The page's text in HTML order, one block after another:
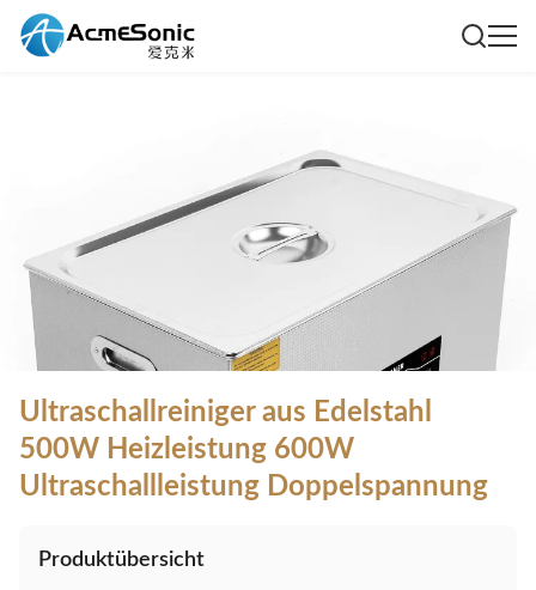
Ultraschallreiniger aus Edelstahl
500W Heizleistung 600W
Ultraschallleistung Doppelspannung
Produktübersicht